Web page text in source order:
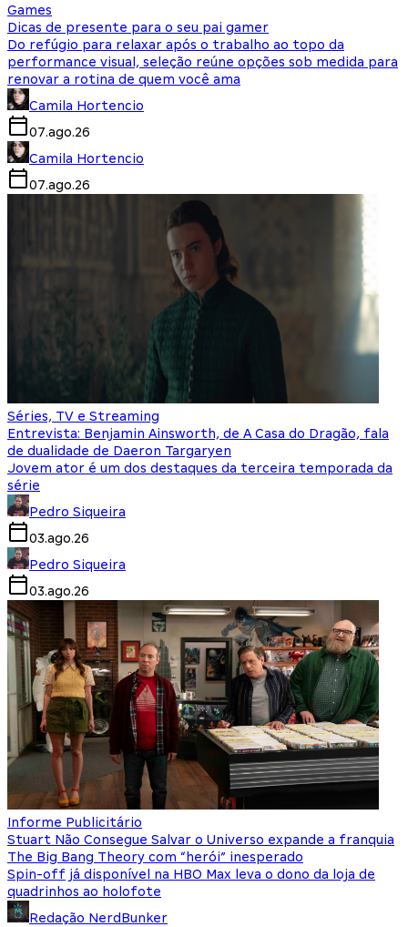
Games
Dicas de presente para o seu pai gamer
Do refúgio para relaxar após o trabalho ao topo da
performance visual, seleção reúne opções sob medida para
renovar a rotina de quem você ama
Camila Hortencio
07.ago.26
Camila Hortencio
07.ago.26
Séries, TV e Streaming
Entrevista: Benjamin Ainsworth, de A Casa do Dragão, fala
de dualidade de Daeron Targaryen
Jovem ator é um dos destaques da terceira temporada da
série
Pedro Siqueira
03.ago.26
Pedro Siqueira
03.ago.26
Informe Publicitário
Stuart Não Consegue Salvar o Universo expande a franquia
The Big Bang Theory com “herói” inesperado
Spin-off já disponível na HBO Max leva o dono da loja de
quadrinhos ao holofote
Redação NerdBunker